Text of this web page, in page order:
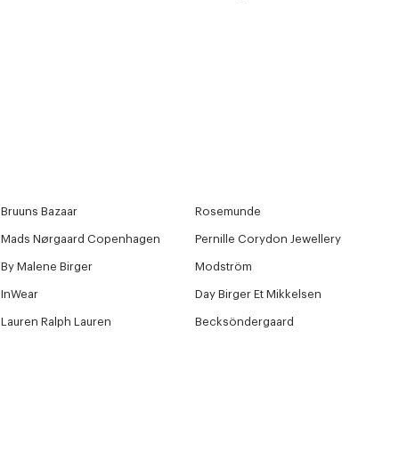
Bruuns Bazaar Rosemunde
Mads Nørgaard Copenhagen Pernille Corydon Jewellery
By Malene Birger Modström
InWear Day Birger Et Mikkelsen
Lauren Ralph Lauren Becksöndergaard